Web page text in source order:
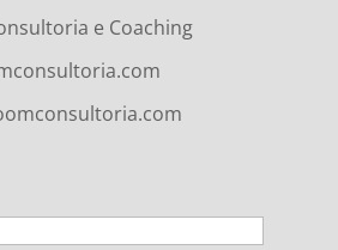
e Coaching